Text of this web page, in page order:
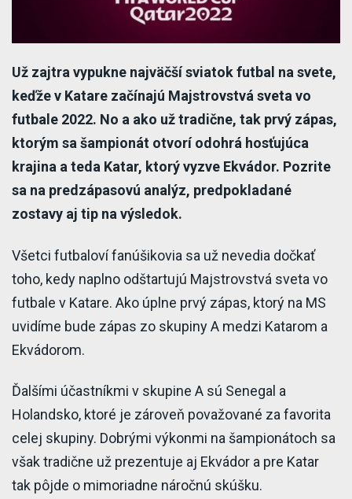
Už zajtra vypukne najväčší sviatok futbal na svete,
keďže v Katare začínajú Majstrovstvá sveta vo
futbale 2022. No a ako už tradične, tak prvý zápas,
ktorým sa šampionát otvorí odohrá hosťujúca
krajina a teda Katar, ktorý vyzve Ekvádor. Pozrite
sa na predzápasovú analýz, predpokladané
zostavy aj tip na výsledok.
Všetci futbaloví fanúšikovia sa už nevedia dočkať
toho, kedy naplno odštartujú Majstrovstvá sveta vo
futbale v Katare. Ako úplne prvý zápas, ktorý na MS
uvidíme bude zápas zo skupiny A medzi Katarom a
Ekvádorom.
Ďalšími účastníkmi v skupine A sú Senegal a
Holandsko, ktoré je zároveň považované za favorita
celej skupiny. Dobrými výkonmi na šampionátoch sa
však tradične už prezentuje aj Ekvádor a pre Katar
tak pôjde o mimoriadne náročnú skúšku.